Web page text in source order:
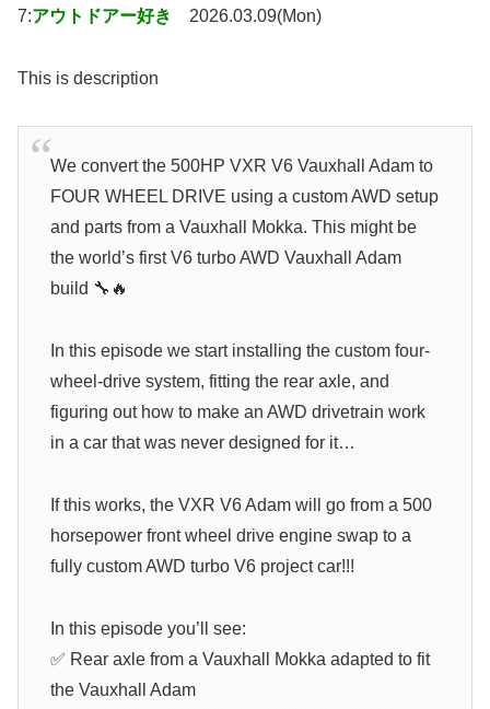
7:アウトドアー好き 2026.03.09(Mon)
This is description
We convert the 500HP VXR V6 Vauxhall Adam to
FOUR WHEEL DRIVE using a custom AWD setup
and parts from a Vauxhall Mokka. This might be
the world’s first V6 turbo AWD Vauxhall Adam
build 🔧🔥
In this episode we start installing the custom four-
wheel-drive system, fitting the rear axle, and
figuring out how to make an AWD drivetrain work
in a car that was never designed for it…
If this works, the VXR V6 Adam will go from a 500
horsepower front wheel drive engine swap to a
fully custom AWD turbo V6 project car!!!
In this episode you’ll see:
✅ Rear axle from a Vauxhall Mokka adapted to fit
the Vauxhall Adam